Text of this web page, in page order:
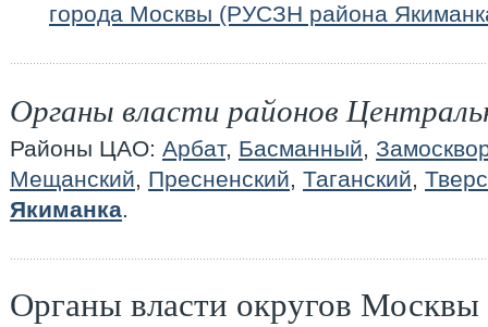
города Москвы (РУСЗН района
Органы власти районов
Районы ЦАО: Арбат, Басманный,
Мещанский, Пресненский, Таганский,
Якиманка.
Органы власти округов Москвы